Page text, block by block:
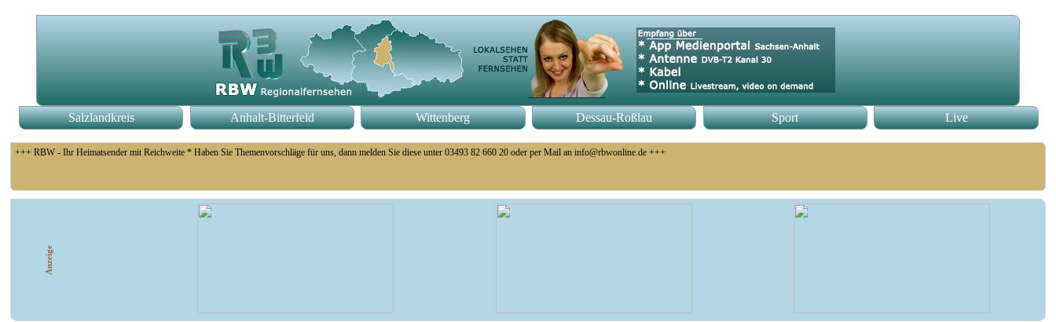
Salzlandkreis Anhalt-Bitterfeld Wittenberg Dessau-Roßlau Sport Live
+++ RBW - Ihr Heimatsender mit Reichweite * Haben Sie Themenvorschläge für uns, dann melden Sie diese unter 03493 82 660 20 oder per Mail an info@rbwonline.de +++
+++ Fußball Oberliga Süd 1. Spieltag: SG Union Sandersdorf - VfB 1921 Krieschow, So 14 Uhr +++
Anzeige